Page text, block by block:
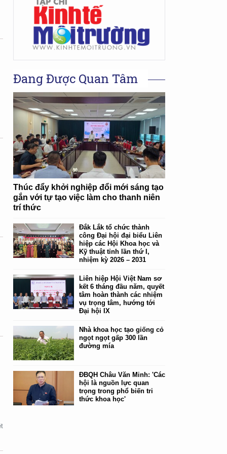
Đang Được Quan Tâm
Thúc đẩy khởi nghiệp đổi mới sáng tạo
gắn với tự tạo việc làm cho thanh niên
trí thức
Đắk Lắk tổ chức thành
công Đại hội đại biểu Liên
hiệp các Hội Khoa học và
Kỹ thuật tỉnh lần thứ I,
nhiệm kỳ 2026 – 2031
Liên hiệp Hội Việt Nam sơ
kết 6 tháng đầu năm, quyết
tâm hoàn thành các nhiệm
vụ trọng tâm, hướng tới
Đại hội IX
Nhà khoa học tạo giống cỏ
ngọt ngọt gấp 300 lần
đường mía
ĐBQH Châu Văn Minh: 'Các
hội là nguồn lực quan
trọng trong phổ biến tri
thức khoa học'